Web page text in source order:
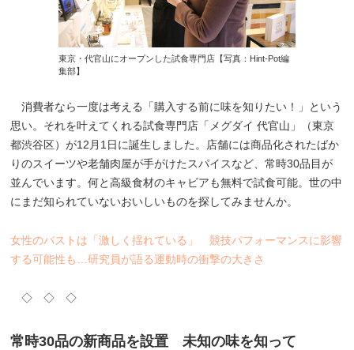
東京・代官山にオープンした試食専門店【写真：Hint-Pot編
集部】
消費者なら一度は考える「購入する前に味を知りたい！」という
思い。それを叶えてくれる試食専門店「メグダイ 代官山」（東京
都渋谷区）が12月1日に誕生しました。店舗には商品化されたばか
りのスイーツや老舗肉屋が手がけたスパイスなど、常時30品目が
並んでいます。何と高級食材のキャビアも無料で試食可能。世の中
にまだ知られていないおいしいものを探してみませんか。
女性のバストは「激しく揺れている」 競技パフォーマンスに影響
する可能性も…研究員が語る運動時の衝撃の大きさ
◇ ◇ ◇
常時30品の新商品を設置 未知の味を知って